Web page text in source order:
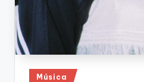
Publicado
Música